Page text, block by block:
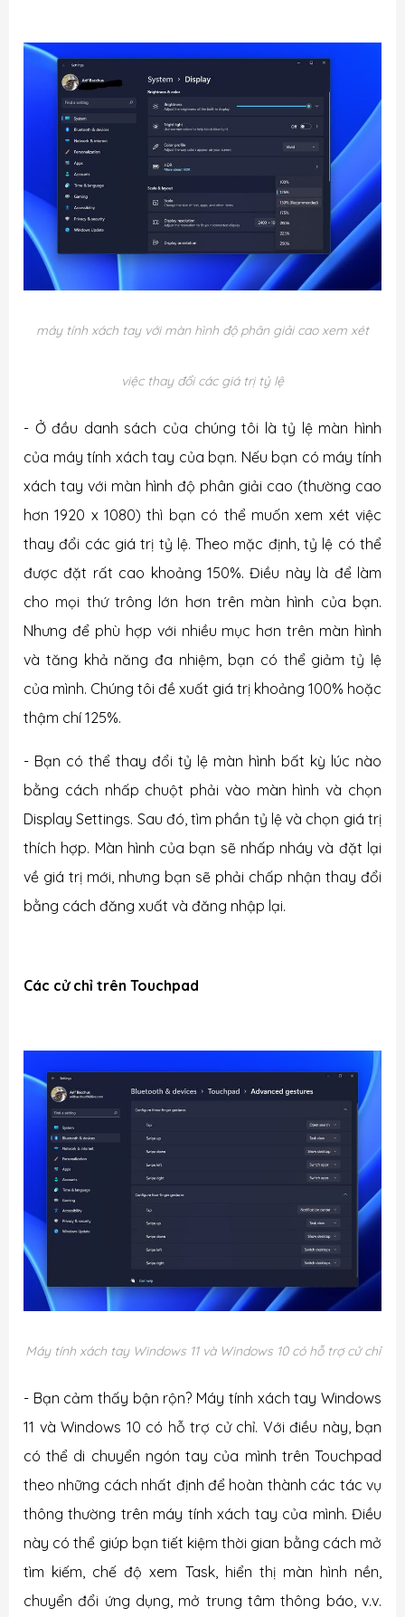
máy tính xách tay với màn hình độ phân giải cao xem xét
việc thay đổi các giá trị tỷ lệ
- Ở đầu danh sách của chúng tôi là tỷ lệ màn hình
của máy tính xách tay của bạn. Nếu bạn có máy tính
xách tay với màn hình độ phân giải cao (thường cao
hơn 1920 x 1080) thì bạn có thể muốn xem xét việc
thay đổi các giá trị tỷ lệ. Theo mặc định, tỷ lệ có thể
được đặt rất cao khoảng 150%. Điều này là để làm
cho mọi thứ trông lớn hơn trên màn hình của bạn.
Nhưng để phù hợp với nhiều mục hơn trên màn hình
và tăng khả năng đa nhiệm, bạn có thể giảm tỷ lệ
của mình. Chúng tôi đề xuất giá trị khoảng 100% hoặc
thậm chí 125%.
- Bạn có thể thay đổi tỷ lệ màn hình bất kỳ lúc nào
bằng cách nhấp chuột phải vào màn hình và chọn
Display Settings. Sau đó, tìm phần tỷ lệ và chọn giá trị
thích hợp. Màn hình của bạn sẽ nhấp nháy và đặt lại
về giá trị mới, nhưng bạn sẽ phải chấp nhận thay đổi
bằng cách đăng xuất và đăng nhập lại.
Các cử chỉ trên Touchpad
Máy tính xách tay Windows 11 và Windows 10 có hỗ trợ cử chỉ
- Bạn cảm thấy bận rộn? Máy tính xách tay Windows
11 và Windows 10 có hỗ trợ cử chỉ. Với điều này, bạn
có thể di chuyển ngón tay của mình trên Touchpad
theo những cách nhất định để hoàn thành các tác vụ
thông thường trên máy tính xách tay của mình. Điều
này có thể giúp bạn tiết kiệm thời gian bằng cách mở
tìm kiếm, chế độ xem Task, hiển thị màn hình nền,
chuyển đổi ứng dụng, mở trung tâm thông báo, v.v.